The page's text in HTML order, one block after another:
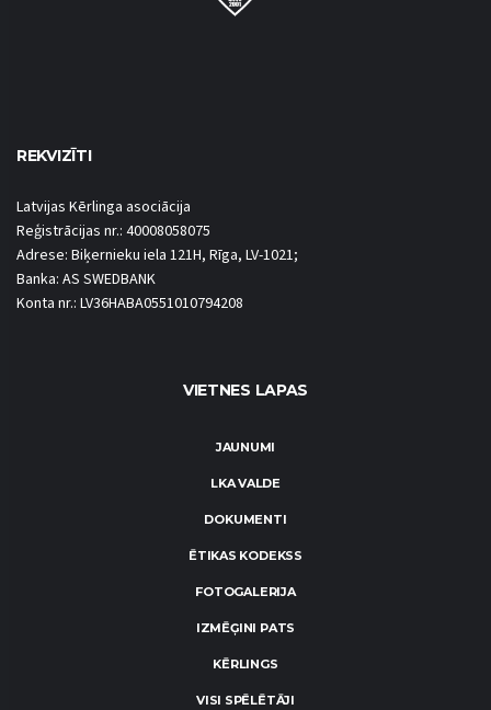
REKVIZĪTI
Latvijas Kērlinga asociācija
Reģistrācijas nr.: 40008058075
Adrese: Biķernieku iela 121H, Rīga, LV-1021;
Banka: AS SWEDBANK
Konta nr.: LV36HABA0551010794208
VIETNES LAPAS
JAUNUMI
LKA VALDE
DOKUMENTI
ĒTIKAS KODEKSS
FOTOGALERIJA
IZMĒĢINI PATS
KĒRLINGS
VISI SPĒLĒTĀJI